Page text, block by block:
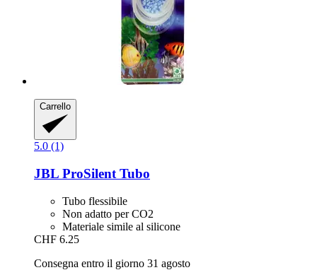
Carrello
5.0 (1)
JBL ProSilent Tubo
Tubo flessibile
Non adatto per CO2
Materiale simile al silicone
CHF 6.25
Consegna entro il giorno 31 agosto